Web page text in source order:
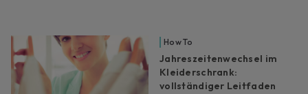
How To
Jahreszeitenwechsel im
Kleiderschrank:
vollständiger Leitfaden